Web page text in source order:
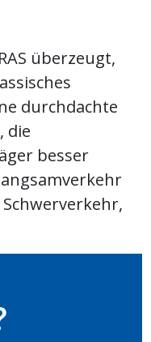
überzeugt,
durchdachte
die
besser